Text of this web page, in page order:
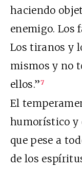
haciendo
enemigo. Los
Los tiranos y
mismos y no
ellos.”7
El
humorístico
que pese a
de los